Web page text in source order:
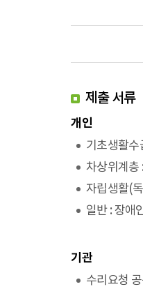
제출 서류
개인
기초생활수
차상위계층
자립생활(
일반 : 장애
기관
수리요청